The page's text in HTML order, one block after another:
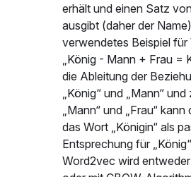
erhält und einen Satz
ausgibt (daher der
verwendetes Beispiel
„König - Mann + Frau =
die Ableitung der
„König“ und „Mann“
„Mann“ und „Frau“
das Wort „Königin“ als
Entsprechung für
Word2vec wird